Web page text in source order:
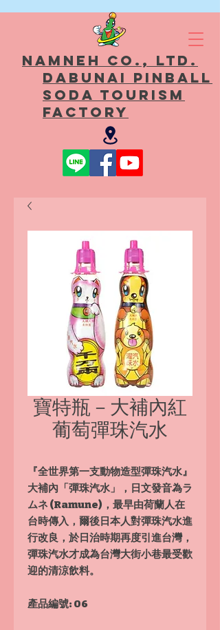
Namneh Co., Ltd.
Dabunai Pinball
Soda Tourism
Factory
寶特瓶－大補內紅
葡萄彈珠汽水
『全世界第一支動物造型彈珠汽水』
大補內「彈珠汽水」，日文發音為ラ
ムネ (Ramune)，最早由荷蘭人在
台時傳入，爾後日本人對彈珠汽水進
行改良，於日治時期再度引進台灣，
彈珠汽水才成為台灣大街小巷最受歡
迎的清涼飲料。
產品編號: 06